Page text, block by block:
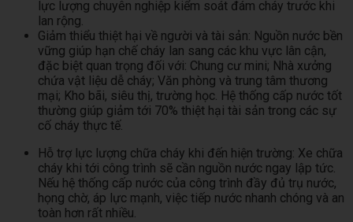
lực lượng chuyên nghiệp kiểm soát đám cháy trước khi
lan rộng.
Giảm thiểu thiệt hại về người và tài sản: Nguồn nước bền
vững giúp hạn chế cháy lan sang các khu vực lân cận,
đặc biệt quan trọng đối với: Chung cư mini; Nhà xưởng
chứa vật liệu dễ cháy; Văn phòng và trung tâm thương
mại; Kho bãi, siêu thị, trường học. Hệ thống cấp nước tốt
thường giúp giảm tới 70% thiệt hại tài sản trong các sự
cố cháy thực tế.
Hỗ trợ lực lượng chữa cháy khi đến hiện trường: Xe chữa
cháy khi tới công trình sẽ cần nguồn nước ngay lập tức.
Nếu hệ thống cấp nước của công trình đầy đủ trụ nước,
họng chờ, áp lực mạnh, việc tiếp nước nhanh chóng và an
toàn hơn rất nhiều.